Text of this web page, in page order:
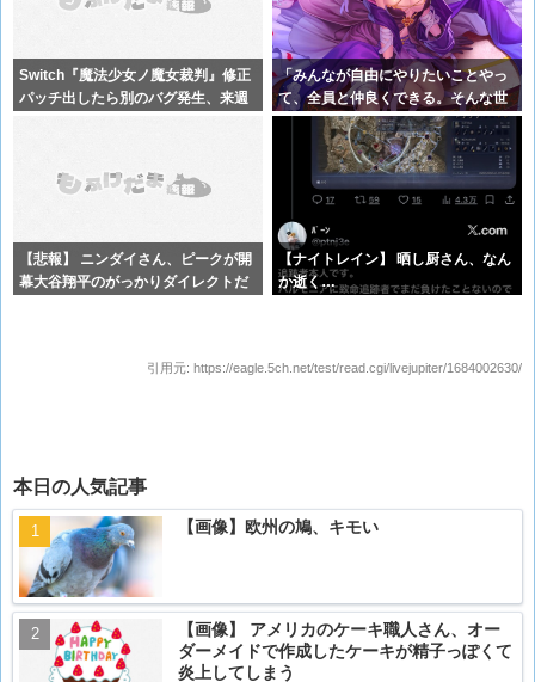
Switch『魔法少女ノ魔女裁判』修正
パッチ出したら別のバグ発生、来週
「みんなが自由にやりたいことやっ
て、全員と仲良くできる。そんな世
界を作る
【悲報】 ニンダイさん、ピークが開
幕大谷翔平のがっかりダイレクトだ
【ナイトレイン】 晒し厨さん、なん
か逝く…
引用元: https://eagle.5ch.net/test/read.cgi/livejupiter/1684002630/
本日の人気記事
【画像】欧州の鳩、キモい
【画像】 アメリカのケーキ職人さん、オー
ダーメイドで作成したケーキが精子っぽくて
炎上してしまう